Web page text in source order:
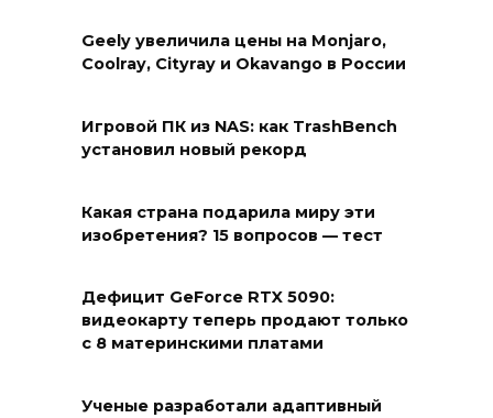
Geely увеличила цены на Monjaro,
Coolray, Cityray и Okavango в России
Игровой ПК из NAS: как TrashBench
установил новый рекорд
Какая страна подарила миру эти
изобретения? 15 вопросов — тест
Дефицит GeForce RTX 5090:
видеокарту теперь продают только
с 8 материнскими платами
Ученые разработали адаптивный